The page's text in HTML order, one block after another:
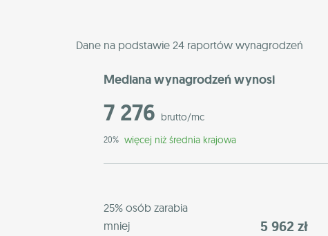
Dane na podstawie 24 raportów wynagrodzeń
Mediana wynagrodzeń wynosi
7 276 brutto/mc
20% więcej niż średnia krajowa
25% osób zarabia
mniej
5 962 zł